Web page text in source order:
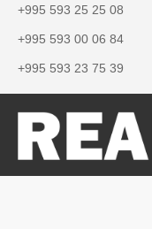
+995 593 25 25 08
+995 593 00 06 84
+995 593 23 75 39